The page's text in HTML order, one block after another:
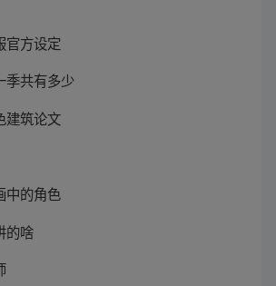
官方设定
季共有多少
建筑论文
中的角色
的啥